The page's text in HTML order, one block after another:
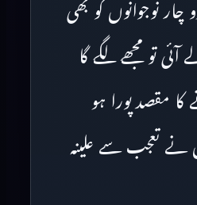
چار نوجوانوں کو بھی
تو مجھے لگے گا
کا مقصد پورا ہو
نے تعجب سے علینہ